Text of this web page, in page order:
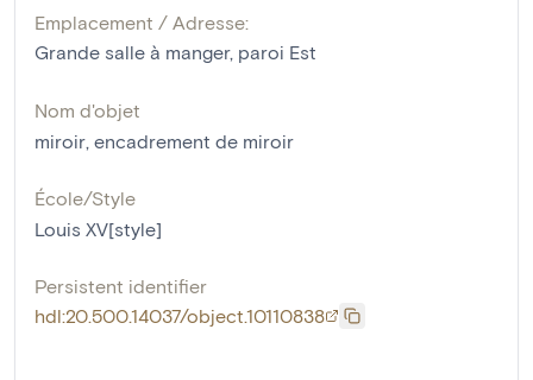
Emplacement / Adresse:
Grande salle à manger, paroi Est
Nom d'objet
miroir, encadrement de miroir
École/Style
Louis XV[style]
Persistent identifier
hdl:20.500.14037/object.10110838